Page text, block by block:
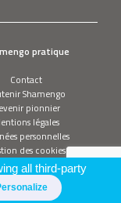
pratique
Contact
Shamengo
pionnier
légales
personnelles
des cookies
all third-party